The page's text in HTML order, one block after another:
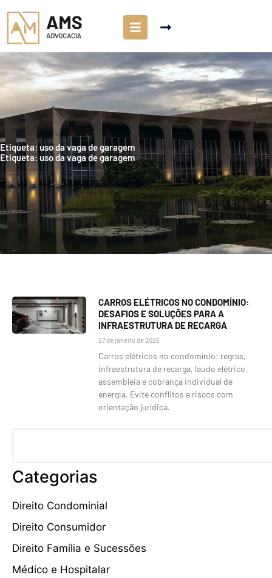
Etiqueta: uso da vaga de garagem
Etiqueta: uso da vaga de garagem
CARROS ELÉTRICOS NO CONDOMÍNIO:
DESAFIOS E SOLUÇÕES PARA A
INFRAESTRUTURA DE RECARGA
27 de janeiro de 2026
Carros elétricos no condomínio: regras,
infraestrutura de recarga, laudo elétrico,
assembleia e cobrança individual de
energia. Evite conflitos e riscos com
orientação jurídica.
Categorias
Direito Condominial
Direito Consumidor
Direito Família e Sucessões
Médico e Hospitalar